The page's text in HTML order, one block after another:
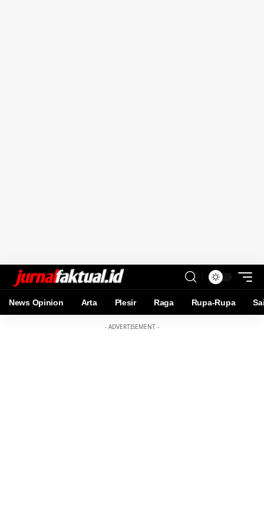
News Opinion Arta Plesir Raga Rupa-Rupa
- ADVERTISEMENT -